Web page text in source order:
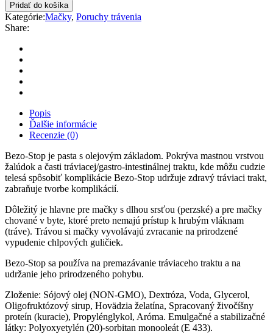
Pridať do košíka
Kategórie:Mačky, Poruchy trávenia
Share:
Popis
Ďalšie informácie
Recenzie (0)
Bezo-Stop je pasta s olejovým základom. Pokrýva mastnou vrstvou
žalúdok a časti tráviacej/gastro-intestinálnej traktu, kde môžu cudzie
telesá spôsobiť komplikácie Bezo-Stop udržuje zdravý tráviaci trakt,
zabraňuje tvorbe komplikácií.
Dôležitý je hlavne pre mačky s dlhou srsťou (perzské) a pre mačky
chované v byte, ktoré preto nemajú prístup k hrubým vláknam
(tráve). Trávou si mačky vyvolávajú zvracanie na prirodzené
vypudenie chlpových guličiek.
Bezo-Stop sa používa na premazávanie tráviaceho traktu a na
udržanie jeho prirodzeného pohybu.
Zloženie: Sójový olej (NON-GMO), Dextróza, Voda, Glycerol,
Oligofruktózový sirup, Hovädzia želatína, Spracovaný živočíšny
proteín (kuracie), Propylénglykol, Aróma. Emulgačné a stabilizačné
látky: Polyoxyetylén (20)-sorbitan monooleát (E 433).